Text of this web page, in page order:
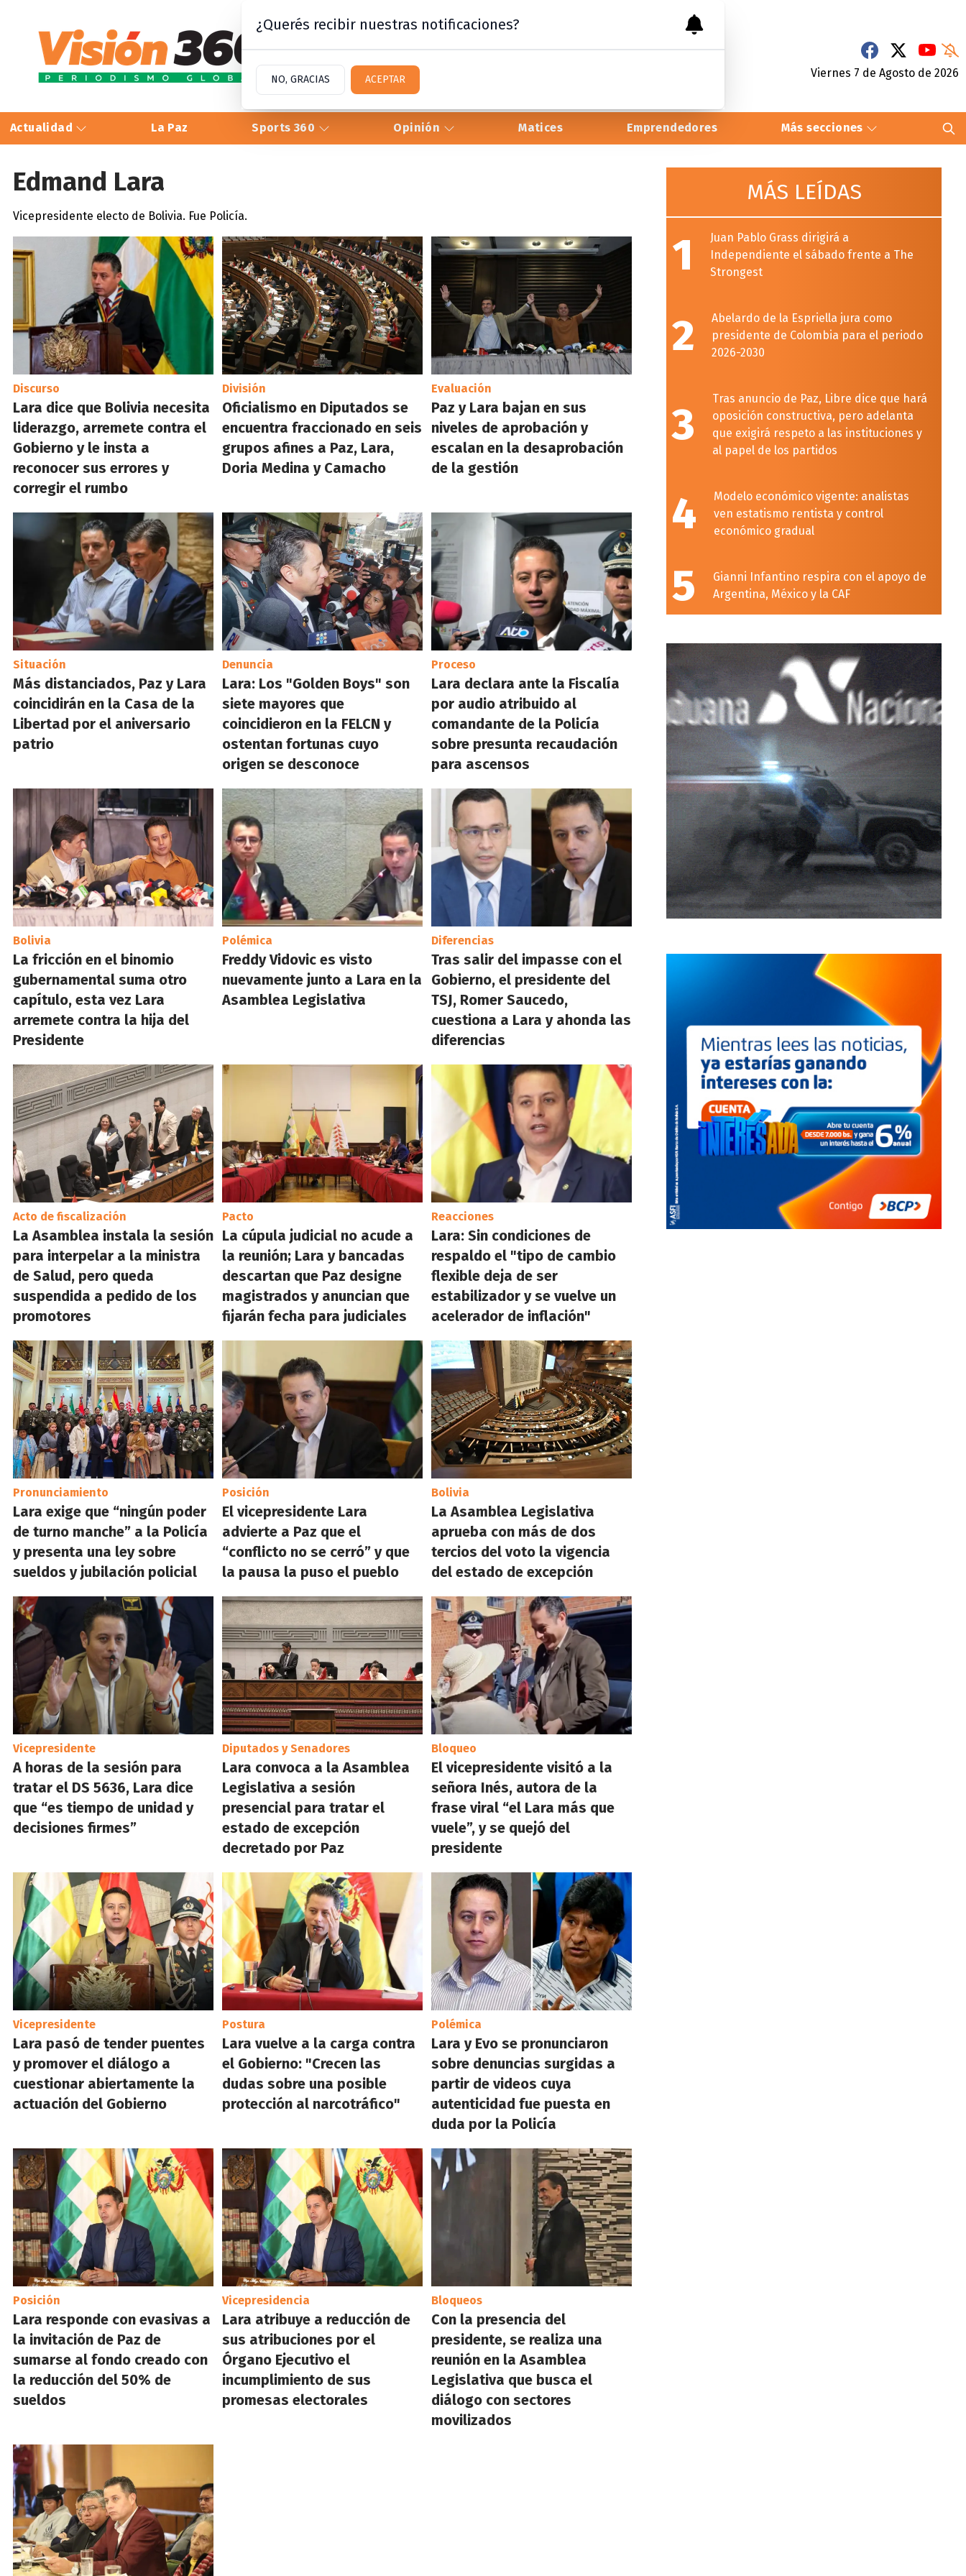
Viernes 7 de Agosto de 2026
Actualidad La Paz Sports 360 Opinión Matices Emprendedores Más secciones
Edmand Lara
Vicepresidente electo de Bolivia. Fue Policía.
Discurso
Lara dice que Bolivia necesita
liderazgo, arremete contra el
Gobierno y le insta a
reconocer sus errores y
corregir el rumbo
División
Oficialismo en Diputados se
encuentra fraccionado en seis
grupos afines a Paz, Lara,
Doria Medina y Camacho
Evaluación
Paz y Lara bajan en sus
niveles de aprobación y
escalan en la desaprobación
de la gestión
Situación
Más distanciados, Paz y Lara
coincidirán en la Casa de la
Libertad por el aniversario
patrio
Denuncia
Lara: Los "Golden Boys" son
siete mayores que
coincidieron en la FELCN y
ostentan fortunas cuyo
origen se desconoce
Proceso
Lara declara ante la Fiscalía
por audio atribuido al
comandante de la Policía
sobre presunta recaudación
para ascensos
Bolivia
La fricción en el binomio
gubernamental suma otro
capítulo, esta vez Lara
arremete contra la hija del
Presidente
Polémica
Freddy Vidovic es visto
nuevamente junto a Lara en la
Asamblea Legislativa
Diferencias
Tras salir del impasse con el
Gobierno, el presidente del
TSJ, Romer Saucedo,
cuestiona a Lara y ahonda las
diferencias
Acto de fiscalización
La Asamblea instala la sesión
para interpelar a la ministra
de Salud, pero queda
suspendida a pedido de los
promotores
Pacto
La cúpula judicial no acude a
la reunión; Lara y bancadas
descartan que Paz designe
magistrados y anuncian que
fijarán fecha para judiciales
Reacciones
Lara: Sin condiciones de
respaldo el "tipo de cambio
flexible deja de ser
estabilizador y se vuelve un
acelerador de inflación"
Pronunciamiento
Lara exige que “ningún poder
de turno manche” a la Policía
y presenta una ley sobre
sueldos y jubilación policial
Posición
El vicepresidente Lara
advierte a Paz que el
“conflicto no se cerró” y que
la pausa la puso el pueblo
Bolivia
La Asamblea Legislativa
aprueba con más de dos
tercios del voto la vigencia
del estado de excepción
Vicepresidente
A horas de la sesión para
tratar el DS 5636, Lara dice
que “es tiempo de unidad y
decisiones firmes”
Diputados y Senadores
Lara convoca a la Asamblea
Legislativa a sesión
presencial para tratar el
estado de excepción
decretado por Paz
Bloqueo
El vicepresidente visitó a la
señora Inés, autora de la
frase viral “el Lara más que
vuele”, y se quejó del
presidente
Vicepresidente
Lara pasó de tender puentes
y promover el diálogo a
cuestionar abiertamente la
actuación del Gobierno
Postura
Lara vuelve a la carga contra
el Gobierno: "Crecen las
dudas sobre una posible
protección al narcotráfico"
Polémica
Lara y Evo se pronunciaron
sobre denuncias surgidas a
partir de videos cuya
autenticidad fue puesta en
duda por la Policía
Posición
Lara responde con evasivas a
la invitación de Paz de
sumarse al fondo creado con
la reducción del 50% de
sueldos
Vicepresidencia
Lara atribuye a reducción de
sus atribuciones por el
Órgano Ejecutivo el
incumplimiento de sus
promesas electorales
Bloqueos
Con la presencia del
presidente, se realiza una
reunión en la Asamblea
Legislativa que busca el
diálogo con sectores
movilizados
MÁS LEÍDAS
1
Juan Pablo Grass dirigirá a
Independiente el sábado frente a The
Strongest
2
Abelardo de la Espriella jura como
presidente de Colombia para el periodo
2026-2030
3
Tras anuncio de Paz, Libre dice que hará
oposición constructiva, pero adelanta
que exigirá respeto a las instituciones y
al papel de los partidos
4
Modelo económico vigente: analistas
ven estatismo rentista y control
económico gradual
5
Gianni Infantino respira con el apoyo de
Argentina, México y la CAF
¿Querés recibir nuestras notificaciones?
NO, GRACIAS ACEPTAR